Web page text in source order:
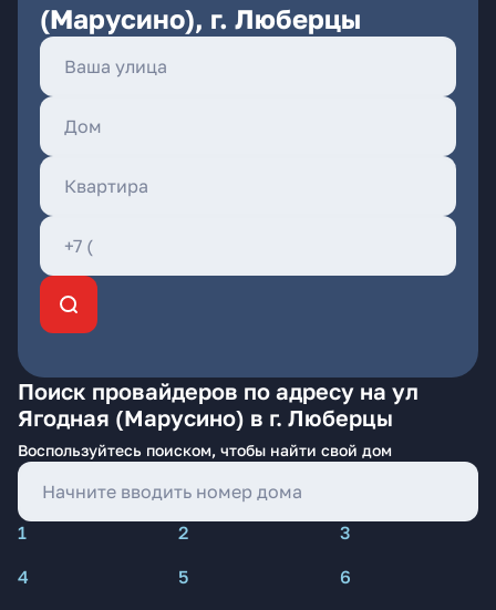
(Марусино), г. Люберцы
Поиск провайдеров по адресу на ул
Ягодная (Марусино) в г. Люберцы
Воспользуйтесь поиском, чтобы найти свой дом
1 2
3
4
5
6